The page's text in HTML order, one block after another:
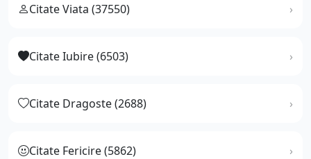
Citate Viata (37550)
Citate Iubire (6503)
Citate Dragoste (2688)
Citate Fericire (5862)